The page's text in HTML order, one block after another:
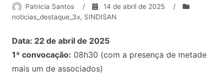
Patricia Santos / 14 de abril de 2025
/
noticias_destaque_3x, SINDISAN
Data: 22 de abril de 2025
1ª convocação: 08h30 (com a presença de metade
mais um de associados)